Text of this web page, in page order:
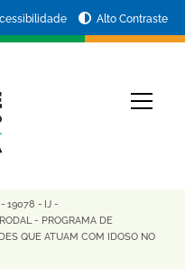
Alto Contraste
- 19078 - IJ -
- PROGRAMA DE
QUE ATUAM COM IDOSO NO